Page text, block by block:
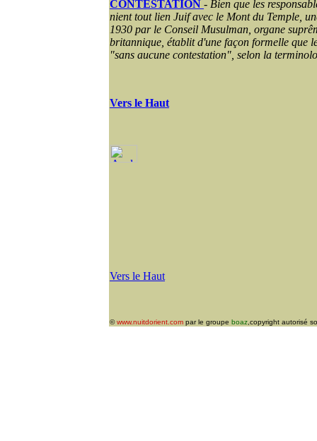
CONTESTATION - Bien que les
nient tout lien Juif avec le Mont du Temple,
1930 par le Conseil Musulman, organe
britannique, établit d'une façon formelle que
"sans aucune contestation", selon la
Vers le Haut
Vers le Haut
©www.nuitdorient.com par le groupe boaz ,copyright autorisé